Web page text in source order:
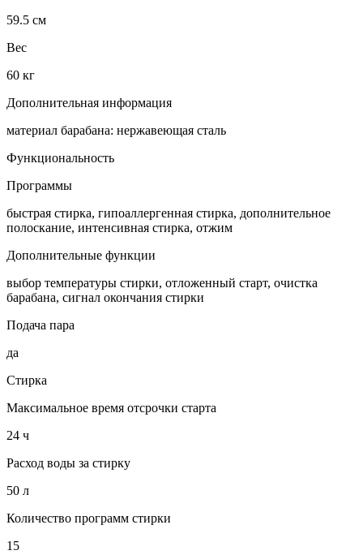
59.5 см
Вес
60 кг
Дополнительная информация
материал барабана: нержавеющая сталь
Функциональность
Программы
быстрая стирка, гипоаллергенная стирка, дополнительное
полоскание, интенсивная стирка, отжим
Дополнительные функции
выбор температуры стирки, отложенный старт, очистка
барабана, сигнал окончания стирки
Подача пара
да
Стирка
Максимальное время отсрочки старта
24 ч
Расход воды за стирку
50 л
Количество программ стирки
15